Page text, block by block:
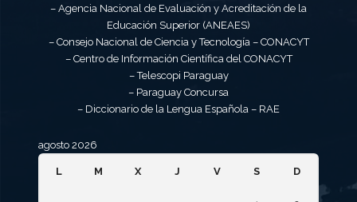
– Agencia Nacional de Evaluación y Acreditación de la
Educación Superior (ANEAES)
– Consejo Nacional de Ciencia y Tecnología – CONACYT
– Centro de Información Científica del CONACYT
– Telescopi Paraguay
– Paraguay Concursa
– Diccionario de la Lengua Española – RAE
agosto 2026
L M X J V S D